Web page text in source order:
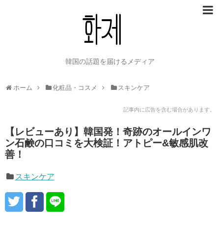
韓国の話題を届けるメディア
ホーム 化粧品・コスメ スキンケア
記事内に広告を含む場合があります。
【レビューあり】韓国発！奇跡のオールインワ
ン石鹸の口コミを大検証！アトピー&敏感肌改
善！
スキンケア